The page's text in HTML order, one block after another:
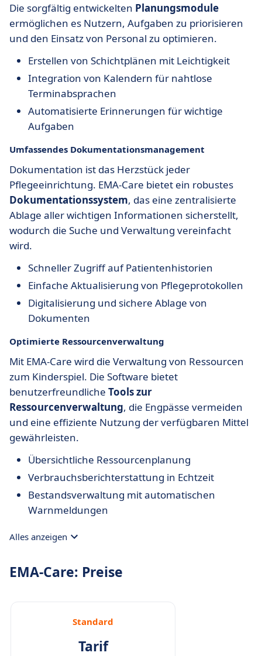
Die sorgfältig entwickelten Planungsmodule
ermöglichen es Nutzern, Aufgaben zu priorisieren
und den Einsatz von Personal zu optimieren.
Erstellen von Schichtplänen mit Leichtigkeit
Integration von Kalendern für nahtlose
Terminabsprachen
Automatisierte Erinnerungen für wichtige
Aufgaben
Umfassendes Dokumentationsmanagement
Dokumentation ist das Herzstück jeder
Pflegeeinrichtung. EMA-Care bietet ein robustes
Dokumentationssystem, das eine zentralisierte
Ablage aller wichtigen Informationen sicherstellt,
wodurch die Suche und Verwaltung vereinfacht
wird.
Schneller Zugriff auf Patientenhistorien
Einfache Aktualisierung von Pflegeprotokollen
Digitalisierung und sichere Ablage von
Dokumenten
Optimierte Ressourcenverwaltung
Mit EMA-Care wird die Verwaltung von Ressourcen
zum Kinderspiel. Die Software bietet
benutzerfreundliche Tools zur
Ressourcenverwaltung, die Engpässe vermeiden
und eine effiziente Nutzung der verfügbaren Mittel
gewährleisten.
Übersichtliche Ressourcenplanung
Verbrauchsberichterstattung in Echtzeit
Bestandsverwaltung mit automatischen
Warnmeldungen
Alles anzeigen
EMA-Care: Preise
Standard
Tarif